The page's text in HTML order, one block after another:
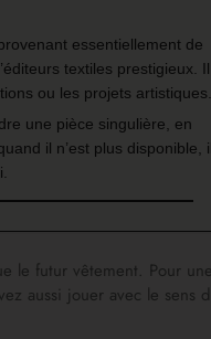
essentiellement de
textiles prestigieux. Il
ou les projets artistiques.
une pièce singulière, en
il n’est plus disponible, il
le futur vêtement. Pour
aussi jouer avec le